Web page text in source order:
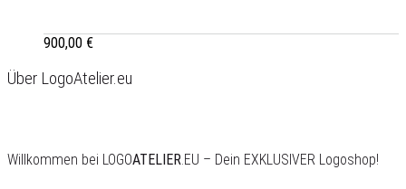
900,00 €
Über LogoAtelier.eu
Willkommen bei LOGOATELIER .EU – Dein EXKLUSIVER Logoshop!